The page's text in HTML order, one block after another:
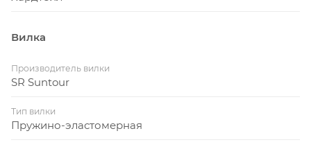
Вилка
Производитель вилки
SR Suntour
Тип вилки
Пружино-эластомерная